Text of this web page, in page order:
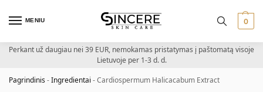
MENIU 0
Perkant už daugiau nei 39 EUR, nemokamas pristatymas į paštomatą visoje
Lietuvoje per 1-3 d. d.
Pagrindinis-Ingredientai -Cardiospermum Halicacabum Extract